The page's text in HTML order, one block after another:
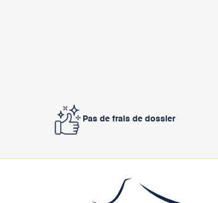
Pas de frais de dossier